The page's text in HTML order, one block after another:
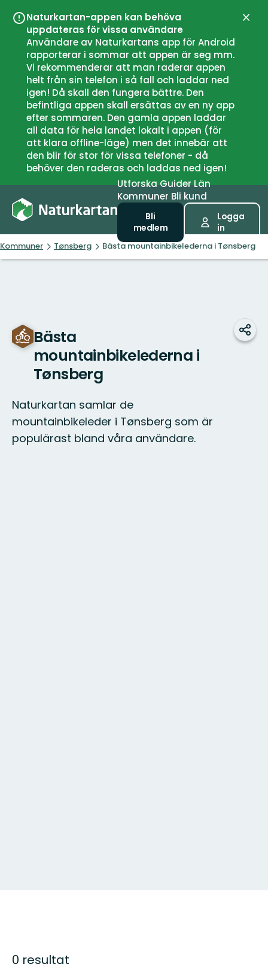
Naturkartan-appen kan behöva
uppdateras för vissa användare
Användare av Naturkartans app för Android
rapporterar i sommar att appen är seg mm.
Vi rekommenderar att man raderar appen
helt från sin telefon i så fall och laddar ned
igen! Då skall den fungera bättre. Den
befintliga appen skall ersättas av en ny app
efter sommaren. Den gamla appen laddar
all data för hela landet lokalt i appen (för
att klara offline-läge) men det innebär att
den blir för stor för vissa telefoner - då
behöver den raderas och laddas ned igen!
UtforskaGuiderLän
Kommuner Bli kund
Bli
medlem
Logga
in
Kommuner Tønsberg Bästa mountainbikelederna i Tønsberg
Bästa
mountainbikelederna i
Tønsberg
Naturkartan samlar de
mountainbikeleder i Tønsberg som är
populärast bland våra användare.
Dela
0 resultat